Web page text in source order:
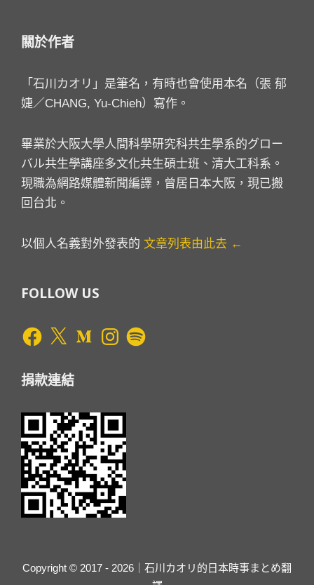
關於作者
「石川カオリ」是筆名，有時也會使用本名（張 郁
婕／CHANG, Yu-Chieh）寫作。
畢業於大阪大學人間科學研究科共生學系的グロー
バル共生學講座多文化共生碩士班、清大工科系。
現職為網路媒體新聞編譯，曾居日本大阪，現已搬
回台北。
以個人名義對外發表的 文章列表由此去 ←
FOLLOW US
Facebook
X MediumInstagram
Spotify
捐款連結
Copyright © 2017 - 2026｜石川カオリ的日本時事まとめ翻